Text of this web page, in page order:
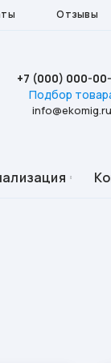
Отзывы
+7 (000) 000-
Подбор
info@ekomig.ru